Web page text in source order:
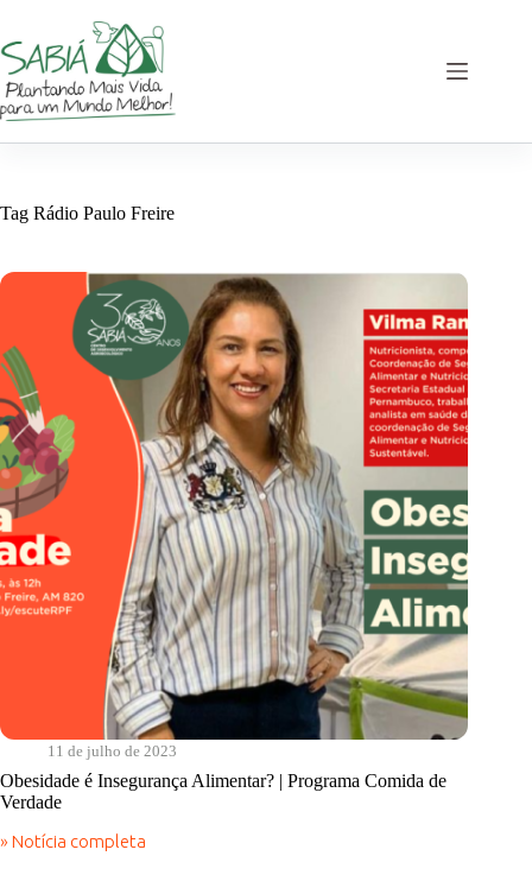
o
conteúdo
Tag Rádio Paulo Freire
11 de julho de 2023
Obesidade é Insegurança Alimentar? | Programa Comida de
Verdade
» Notícia completa
Obesidade